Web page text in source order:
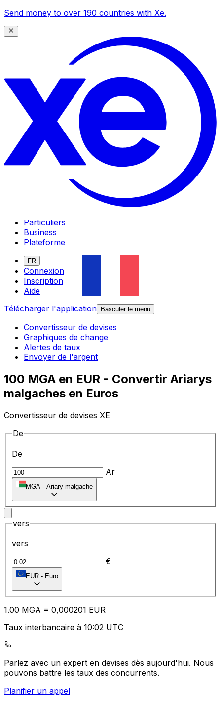
Send money to over 190 countries with Xe.
Particuliers
Business
Plateforme
FR
Connexion
Inscription
Aide
Télécharger l'application
Basculer le menu
Convertisseur de devises
Graphiques de change
Alertes de taux
Envoyer de l'argent
100 MGA en EUR - Convertir Ariarys
malgaches en Euros
Convertisseur de devises XE
De
De
Ar
MGA - Ariary malgache
vers
vers
€
EUR - Euro
1.00 MGA = 0,000201 EUR
Taux interbancaire à 10:02 UTC
Parlez avec un expert en devises dès aujourd'hui. Nous
pouvons battre les taux des concurrents.
Planifier un appel